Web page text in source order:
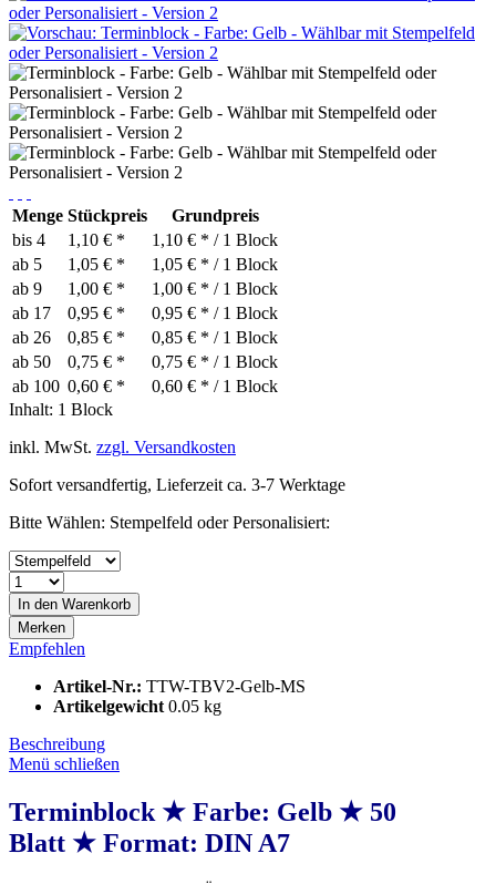
Menge Stückpreis
Grundpreis
bis 4 1,10 € *
1,10 € * / 1 Block
ab 5 1,05 € *
1,05 € * / 1 Block
ab 9 1,00 € *
1,00 € * / 1 Block
ab 17 0,95 € *
0,95 € * / 1 Block
ab 26 0,85 € *
0,85 € * / 1 Block
ab 50 0,75 € *
0,75 € * / 1 Block
ab 100 0,60 € *
0,60 € * / 1 Block
Inhalt: 1 Block
inkl. MwSt. zzgl. Versandkosten
Sofort versandfertig, Lieferzeit ca. 3-7 Werktage
Bitte Wählen: Stempelfeld oder Personalisiert:
In den Warenkorb
Merken
Empfehlen
Artikel-Nr.: TTW-TBV2-Gelb-MS
Artikelgewicht 0.05 kg
Beschreibung
Menü schließen
Terminblock ★ Farbe: Gelb ★ 50
Blatt ★ Format: DIN A7